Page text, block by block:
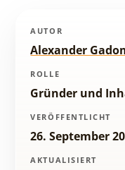
AUTOR
Alexander
ROLLE
Gründer und
VERÖFFENTLICHT
26. September
AKTUALISIERT